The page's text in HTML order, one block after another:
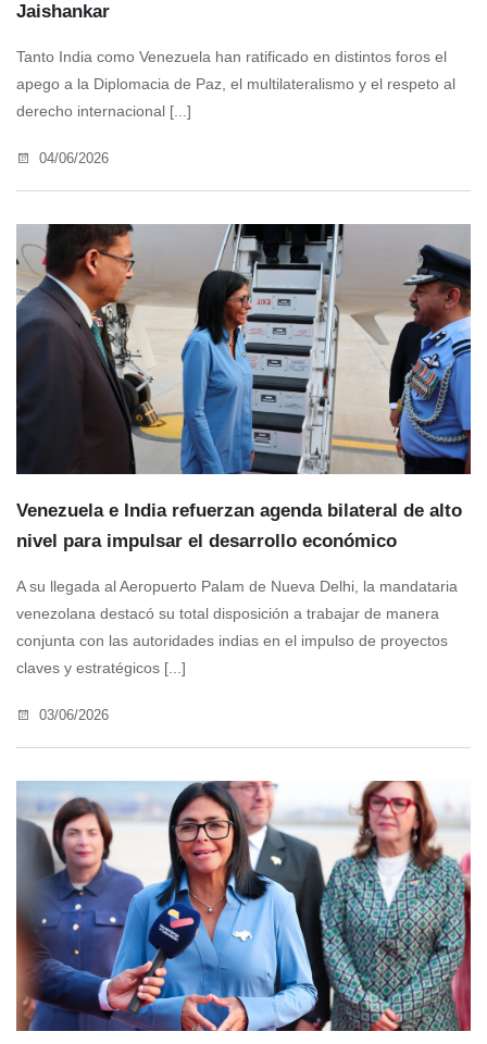
Jaishankar
Tanto India como Venezuela han ratificado en distintos foros el
apego a la Diplomacia de Paz, el multilateralismo y el respeto al
derecho internacional [...]
04/06/2026
Venezuela e India refuerzan agenda bilateral de alto
nivel para impulsar el desarrollo económico
A su llegada al Aeropuerto Palam de Nueva Delhi, la mandataria
venezolana destacó su total disposición a trabajar de manera
conjunta con las autoridades indias en el impulso de proyectos
claves y estratégicos [...]
03/06/2026